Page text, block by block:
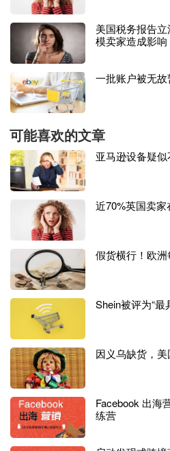
一个依靠刷单打造爆款的工厂，
天刷了300单后账号被封，但运
00万。
还有年产值六亿
口气配备了包括运营、推广、美
团队，然而钱未挣到，反而一年
困局：缺乏运营人才，老板又没
业内人士常说：
洞。”而工厂恰好拥有这个天然
他们对自己的产品理解更到位，
是可以帮助自己避开侵权等深坑
格优势，但为什么成功还是那么
美国税务报告
模卖家造成影响
一批账户被无
可能喜欢的文章
亚马逊设备疑
近70%英国卖家
假货横行！欧
Shein被评为“最
因义乌缺货，美
Facebook 出海
练营